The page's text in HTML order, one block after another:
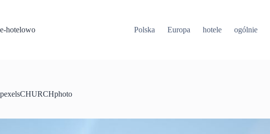
e-hotelowo
Polska Europa hotele ogólnie
pexelsCHURCHphoto